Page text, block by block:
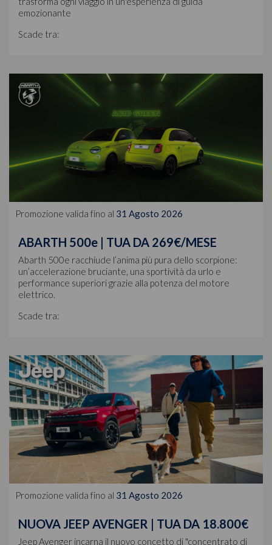
emozionante
Scade tra:
Promozione valida fino al 31 Agosto 2026
ABARTH 500e | TUA DA 269€/MESE
Abarth 500e racchiude l’anima più pura dello scorpione:
un’accelerazione bruciante, una sportività da urlo e
performance superiori grazie alla potenza del motore
elettrico.
Scade tra:
Promozione valida fino al 31 Agosto 2026
NUOVA JEEP AVENGER | TUA DA 18.800€
Jeep Avenger incarna il nuovo concetto di "concentrato di